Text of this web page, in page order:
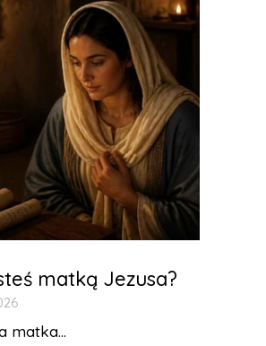
matką Jezusa?
matka...